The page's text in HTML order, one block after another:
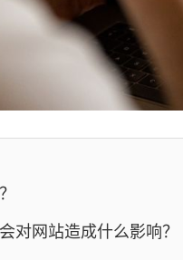
对网站造成什么影响？